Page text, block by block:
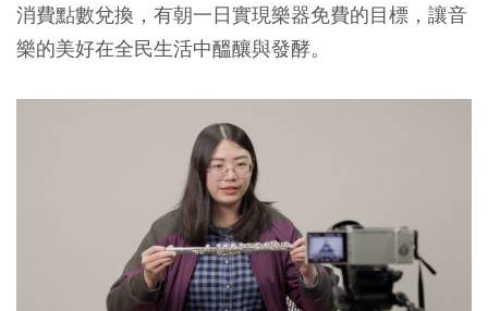
消費點數兌換，有朝一日實現樂器免費的目標，讓音
樂的美好在全民生活中醞釀與發酵。